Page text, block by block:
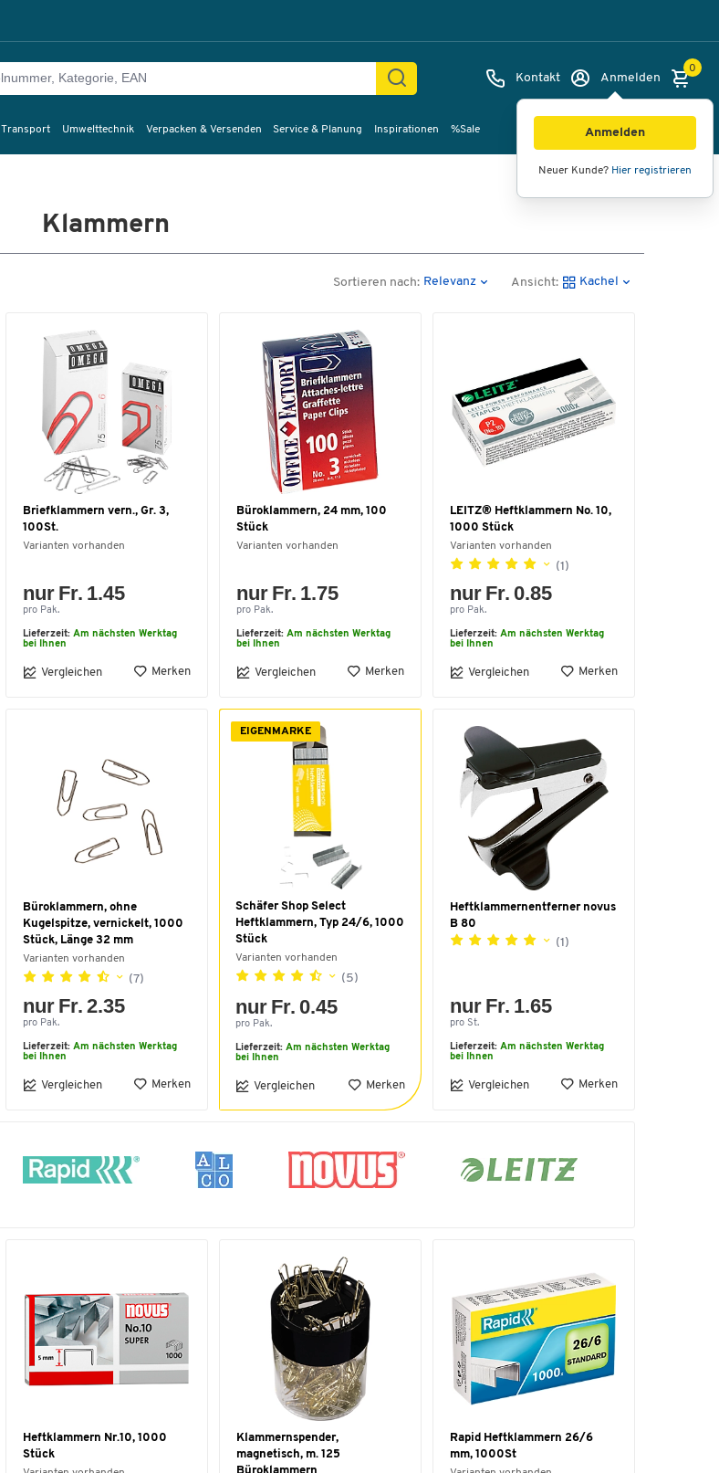
Kontakt Anmelden
Anmelden
Neuer Kunde? Hier registrieren
0
Transport Umwelttechnik Verpacken & Versenden Service & Planung Inspirationen %Sale
Klammern
Sortieren nach: Relevanz Ansicht: Kachel
Briefklammern vern., Gr. 3,
100St.
Varianten vorhanden
nur Fr. 1.45
pro Pak.
Lieferzeit: Am nächsten Werktag
bei Ihnen
Vergleichen Merken
Büroklammern, 24 mm, 100
Stück
Varianten vorhanden
nur Fr. 1.75
pro Pak.
Lieferzeit: Am nächsten Werktag
bei Ihnen
Vergleichen Merken
LEITZ® Heftklammern No. 10,
1000 Stück
Varianten vorhanden
(1)
nur Fr. 0.85
pro Pak.
Lieferzeit: Am nächsten Werktag
bei Ihnen
Vergleichen Merken
Büroklammern, ohne
Kugelspitze, vernickelt, 1000
Stück, Länge 32 mm
Varianten vorhanden
(7)
nur Fr. 2.35
pro Pak.
Lieferzeit: Am nächsten Werktag
bei Ihnen
Vergleichen Merken
EIGENMARKE
Schäfer Shop Select
Heftklammern, Typ 24/6, 1000
Stück
Varianten vorhanden
(5)
nur Fr. 0.45
pro Pak.
Lieferzeit: Am nächsten Werktag
bei Ihnen
Vergleichen Merken
Heftklammernentferner novus
B 80
(1)
nur Fr. 1.65
pro St.
Lieferzeit: Am nächsten Werktag
bei Ihnen
Vergleichen Merken
Heftklammern Nr.10, 1000
Stück
Klammernspender,
magnetisch, m. 125
Rapid Heftklammern 26/6
mm, 1000St